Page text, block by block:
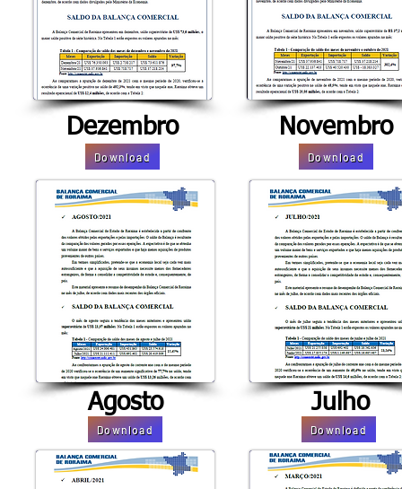
Dezembro
Download
Agosto
Download
Novembro
Download
Julho
Download